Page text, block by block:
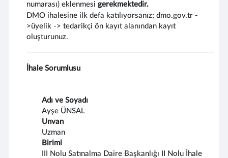
numarası) eklenmesigerekmektedir.
DMO ihalesine ilk defa katılıyorsanız; dmo.gov.tr -
>üyelik -> tedarikçi ön kayıt alanından kayıt
oluşturunuz.
İhale Sorumlusu
Adı ve Soyadı
Ayşe ÜNSAL
Unvan
Uzman
Birimi
III Nolu Satınalma Daire Başkanlığı II Nolu İhale